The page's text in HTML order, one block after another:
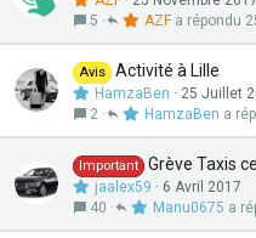
5
AZF
Avis Activité à Lille
HamzaBen
25 Juillet
2
HamzaBen
Important Grève Taxis
jaalex59
6 Avril 2017
40
Manu0675